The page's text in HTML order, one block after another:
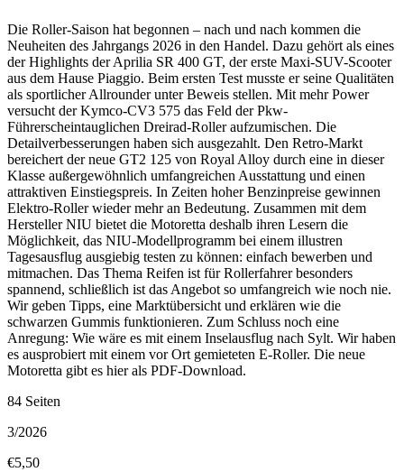
Die Roller-Saison hat begonnen – nach und nach kommen die
Neuheiten des Jahrgangs 2026 in den Handel. Dazu gehört als eines
der Highlights der Aprilia SR 400 GT, der erste Maxi-SUV-Scooter
aus dem Hause Piaggio. Beim ersten Test musste er seine Qualitäten
als sportlicher Allrounder unter Beweis stellen. Mit mehr Power
versucht der Kymco-CV3 575 das Feld der Pkw-
Führerscheintauglichen Dreirad-Roller aufzumischen. Die
Detailverbesserungen haben sich ausgezahlt. Den Retro-Markt
bereichert der neue GT2 125 von Royal Alloy durch eine in dieser
Klasse außergewöhnlich umfangreichen Ausstattung und einen
attraktiven Einstiegspreis. In Zeiten hoher Benzinpreise gewinnen
Elektro-Roller wieder mehr an Bedeutung. Zusammen mit dem
Hersteller NIU bietet die Motoretta deshalb ihren Lesern die
Möglichkeit, das NIU-Modellprogramm bei einem illustren
Tagesausflug ausgiebig testen zu können: einfach bewerben und
mitmachen. Das Thema Reifen ist für Rollerfahrer besonders
spannend, schließlich ist das Angebot so umfangreich wie noch nie.
Wir geben Tipps, eine Marktübersicht und erklären wie die
schwarzen Gummis funktionieren. Zum Schluss noch eine
Anregung: Wie wäre es mit einem Inselausflug nach Sylt. Wir haben
es ausprobiert mit einem vor Ort gemieteten E-Roller. Die neue
Motoretta gibt es hier als PDF-Download.
84 Seiten
3/2026
€5,50